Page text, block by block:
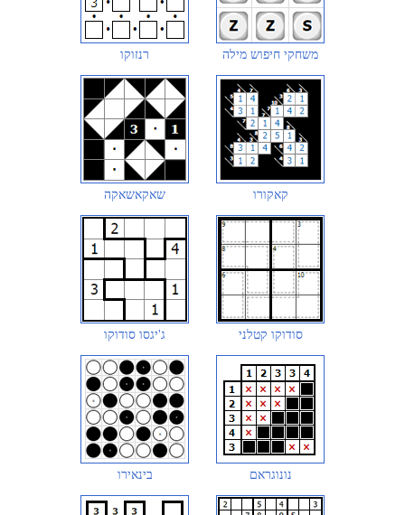
רנזוקו משחקי חיפוש מילה
שאקאשאקה קאקורו
ג'יגסו סודוקו סודוקו קטלני
בינאירו נונוגראם